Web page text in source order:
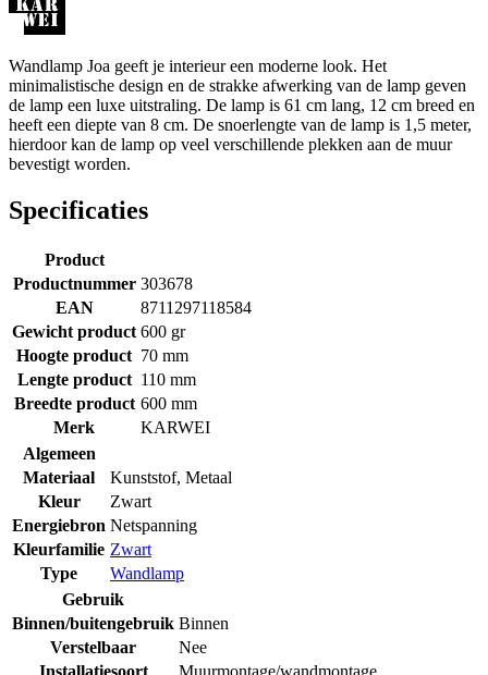
Wandlamp Joa geeft je interieur een moderne look. Het
minimalistische design en de strakke afwerking van de lamp geven
de lamp een luxe uitstraling. De lamp is 61 cm lang, 12 cm breed en
heeft een diepte van 8 cm. De snoerlengte van de lamp is 1,5 meter,
hierdoor kan de lamp op veel verschillende plekken aan de muur
bevestigt worden.
Specificaties
Product
Productnummer 303678
EAN
8711297118584
Gewicht product 600 gr
Hoogte product 70 mm
Lengte product 110 mm
Breedte product 600 mm
Merk
KARWEI
Algemeen
Materiaal
Kunststof, Metaal
Kleur
Zwart
Energiebron Netspanning
Kleurfamilie Zwart
Type
Wandlamp
Gebruik
Binnen/buitengebruik Binnen
Verstelbaar
Nee
Installatiesoort
Muurmontage/wandmontage